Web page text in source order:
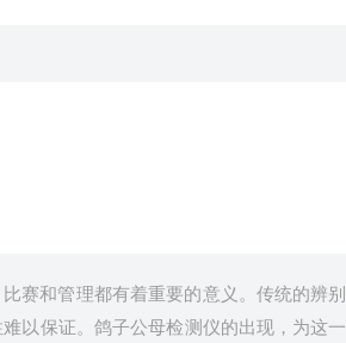
赛和管理都有着重要的意义。传统的辨别
以保证。鸽子公母检测仪的出现，为这一